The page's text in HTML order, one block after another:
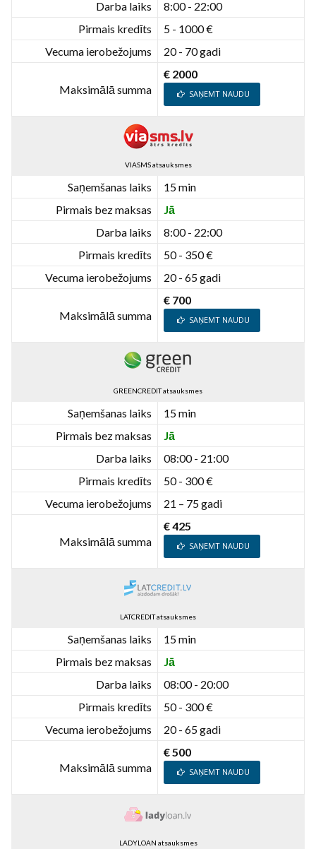
Darba laiks
8:00 - 22:00
Pirmais kredīts
5 - 1000 €
Vecuma ierobežojums
20 - 70 gadi
Maksimālā summa
€ 2000
SAŅEMT NAUDU
VIASMS atsauksmes
Saņemšanas laiks
15 min
Pirmais bez maksas
Jā
Darba laiks
8:00 - 22:00
Pirmais kredīts
50 - 350 €
Vecuma ierobežojums
20 - 65 gadi
Maksimālā summa
€ 700
SAŅEMT NAUDU
GREENCREDIT atsauksmes
Saņemšanas laiks
15 min
Pirmais bez maksas
Jā
Darba laiks
08:00 - 21:00
Pirmais kredīts
50 - 300 €
Vecuma ierobežojums
21 – 75 gadi
Maksimālā summa
€ 425
SAŅEMT NAUDU
LATCREDIT atsauksmes
Saņemšanas laiks
15 min
Pirmais bez maksas
Jā
Darba laiks
08:00 - 20:00
Pirmais kredīts
50 - 300 €
Vecuma ierobežojums
20 - 65 gadi
Maksimālā summa
€ 500
SAŅEMT NAUDU
LADYLOAN atsauksmes